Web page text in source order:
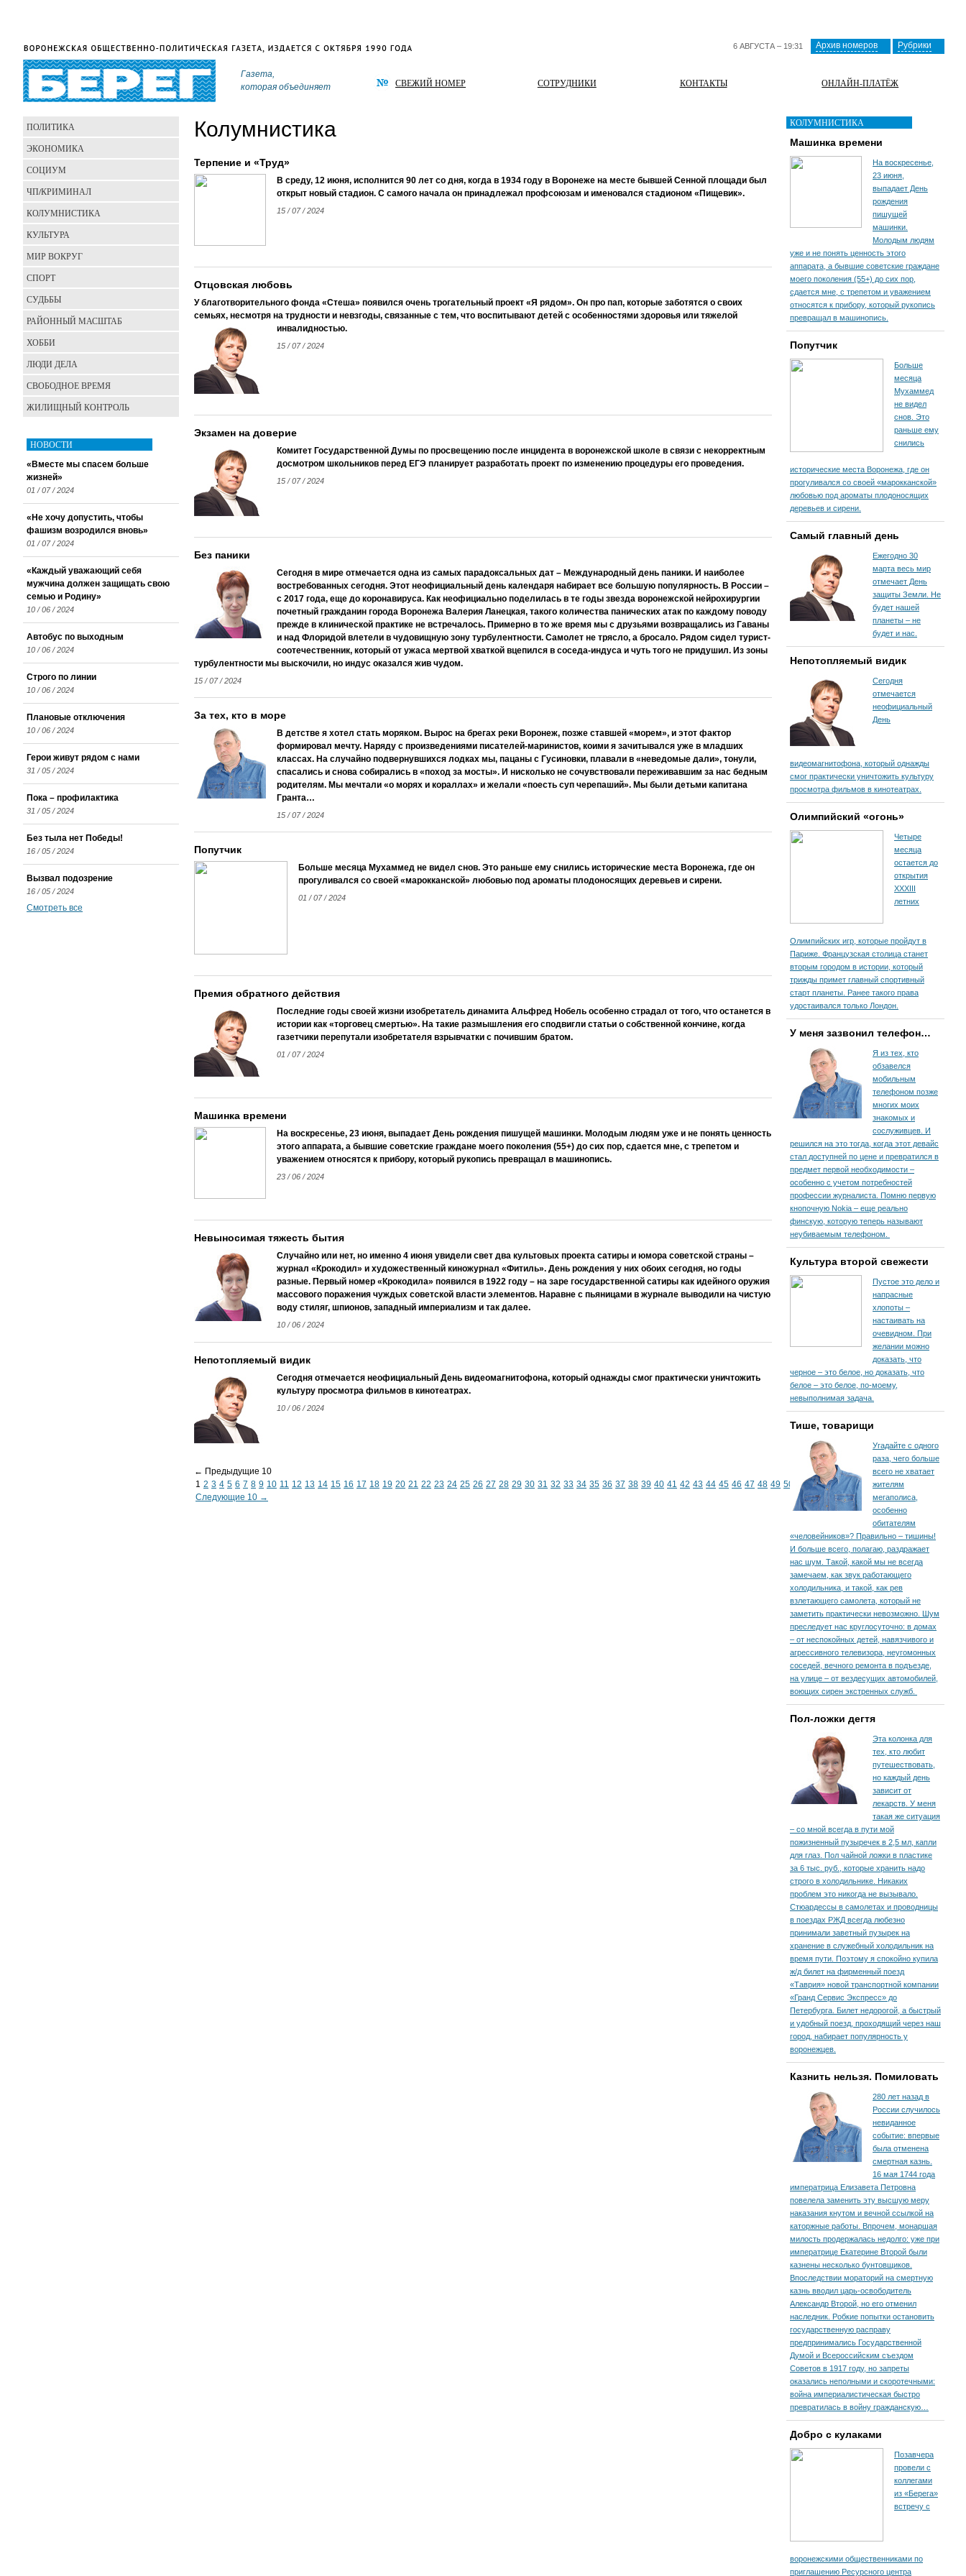
6 АВГУСТА – 19:31 Архив номеров Рубрики
Газета,
которая объединяет
СВЕЖИЙ НОМЕР СОТРУДНИКИ КОНТАКТЫ ОНЛАЙН-ПЛАТЁЖ
Колумнистика
Терпение и «Труд»
В среду, 12 июня, исполнится 90 лет со дня, когда в 1934 году в Воронеже на месте бывшей Сенной площади был
открыт новый стадион. С самого начала он принадлежал проф­союзам и именовался стадионом «Пищевик».
15 / 07 / 2024
Отцовская любовь
У благотворительного фонда «Стеша» появился очень трогательный проект «Я рядом». Он про пап, которые заботятся о своих
семьях, несмотря на трудности и невзгоды, связанные с тем, что воспитывают детей с особенностями здоровья или тяжелой
инвалидностью.
15 / 07 / 2024
Экзамен на доверие
Комитет Государственной Думы по просвещению после инцидента в воронежской школе в связи с некорректным
досмотром школьников перед ЕГЭ планирует разработать проект по изменению процедуры его проведения.
15 / 07 / 2024
Без паники
Сегодня в мире отмечается одна из самых парадоксальных дат – Международный день паники. И наиболее
востребованных сегодня. Этот неофициальный день календаря набирает все большую популярность. В России –
с 2017 года, еще до коронавируса. Как неофициально поделилась в те годы звезда воронежской нейрохирургии
почетный гражданин города Воронежа Валерия Ланецкая, такого количества панических атак по каждому поводу
прежде в клинической практике не встречалось. Примерно в то же время мы с друзьями возвращались из Гаваны
и над Флоридой влетели в чудовищную зону турбулентности. Самолет не трясло, а бросало. Рядом сидел турист-
соотечественник, который от ужаса мертвой хваткой вцепился в соседа-индуса и чуть того не придушил. Из зоны
турбулентности мы выскочили, но индус оказался жив чудом.
15 / 07 / 2024
За тех, кто в море
В детстве я хотел стать моряком. Вырос на брегах реки Воронеж, позже ставшей «морем», и этот фактор
формировал мечту. Наряду с произведениями писателей-маринистов, коими я зачитывался уже в младших
классах. На случайно подвернувшихся лодках мы, пацаны с Гусиновки, плавали в «неведомые дали», тонули,
спасались и снова собирались в «поход за мосты». И нисколько не сочувствовали переживавшим за нас бедным
родителям. Мы мечтали «о морях и кораллах» и желали «поесть суп черепаший». Мы были детьми капитана
Гранта…
15 / 07 / 2024
Попутчик
Больше месяца Мухаммед не видел снов. Это раньше ему снились исторические места Воронежа, где он
прогуливался со своей «марокканской» любовью под ароматы плодоносящих деревьев и сирени.
01 / 07 / 2024
Премия обратного действия
Последние годы своей жизни изобретатель динамита Альфред Нобель особенно страдал от того, что останется в
истории как «торговец смертью». На такие размышления его сподвигли статьи о собственной кончине, когда
газетчики перепутали изобретателя взрывчатки с почившим братом.
01 / 07 / 2024
Машинка времени
На воскресенье, 23 июня, выпадает День рождения пишущей машинки. Молодым людям уже и не понять ценность
этого аппарата, а бывшие советские граждане моего поколения (55+) до сих пор, сдается мне, с трепетом и
уважением относятся к прибору, который рукопись превращал в машинопись.
23 / 06 / 2024
Невыносимая тяжесть бытия
Случайно или нет, но именно 4 июня увидели свет два культовых проекта сатиры и юмора советской страны –
журнал «Крокодил» и художественный киножурнал «Фитиль». День рождения у них обоих сегодня, но годы
разные. Первый номер «Крокодила» появился в 1922 году – на заре государственной сатиры как идейного оружия
массового поражения чуждых советской власти элементов. Наравне с пьяницами в журнале выводили на чистую
воду стиляг, шпионов, западный империализм и так далее.
10 / 06 / 2024
Непотопляемый видик
Сегодня отмечается неофициальный День видеомагнитофона, который однажды смог практически уничтожить
культуру просмотра фильмов в кинотеатрах.
10 / 06 / 2024
← Предыдущие 10
1 2 3 4 5 6 7 8 9 10 11 12 13 14 15 16 17 18 19 20 21 22 23 24 25 26 27 28 29 30 31 32 33 34 35 36 37 38 39 40 41 42 43 44 45 46 47 48 49 50
Следующие 10 →
ПОЛИТИКА
ЭКОНОМИКА
СОЦИУМ
ЧП/КРИМИНАЛ
КОЛУМНИСТИКА
КУЛЬТУРА
МИР ВОКРУГ
СПОРТ
СУДЬБЫ
РАЙОННЫЙ МАСШТАБ
ХОББИ
ЛЮДИ ДЕЛА
СВОБОДНОЕ ВРЕМЯ
ЖИЛИЩНЫЙ КОНТРОЛЬ
НОВОСТИ
«Вместе мы спасем больше
жизней»
01 / 07 / 2024
«Не хочу допустить, чтобы
фашизм возродился вновь»
01 / 07 / 2024
«Каждый уважающий себя
мужчина должен защищать свою
семью и Родину»
10 / 06 / 2024
Автобус по выходным
10 / 06 / 2024
Строго по линии
10 / 06 / 2024
Плановые отключения
10 / 06 / 2024
Герои живут рядом с нами
31 / 05 / 2024
Пока – профилактика
31 / 05 / 2024
Без тыла нет Победы!
16 / 05 / 2024
Вызвал подозрение
16 / 05 / 2024
Смотреть все
КОЛУМНИСТИКА
Машинка времени
На воскресенье,
23 июня,
выпадает День
рождения
пишущей
машинки.
Молодым людям
уже и не понять ценность этого
аппарата, а бывшие советские граждане
моего поколения (55+) до сих пор,
сдается мне, с трепетом и уважением
относятся к прибору, который рукопись
превращал в машинопись.
Попутчик
Больше
месяца
Мухаммед
не видел
снов. Это
раньше ему
снились
исторические места Воронежа, где он
прогуливался со своей «марокканской»
любовью под ароматы плодоносящих
деревьев и сирени.
Самый главный день
Ежегодно 30
марта весь мир
отмечает День
защиты Земли. Не
будет нашей
планеты – не
будет и нас.
Непотопляемый видик
Сегодня
отмечается
неофициальный
День
видеомагнитофона, который однажды
смог практически уничтожить культуру
просмотра фильмов в кинотеатрах.
Олимпийский «огонь»
Четыре
месяца
остается до
открытия
XXXIII
летних
Олимпийских игр, которые пройдут в
Париже. Французская столица станет
вторым городом в истории, который
трижды примет главный спортивный
старт планеты. Ранее такого права
удостаивался только Лондон.
У меня зазвонил телефон…
Я из тех, кто
обзавелся
мобильным
телефоном позже
многих моих
знакомых и
сослуживцев. И
решился на это тогда, когда этот девайс
стал доступней по цене и превратился в
предмет первой необходимости –
особенно с учетом потребностей
профессии журналиста. Помню первую
кнопочную Nokia – еще реально
финскую, которую теперь называют
неубиваемым телефоном.
Культура второй свежести
Пустое это дело и
напрасные
хлопоты –
настаивать на
очевидном. При
желании можно
доказать, что
черное – это белое, но доказать, что
белое – это белое, по-моему,
невыполнимая задача.
Тише, товарищи
Угадайте с одного
раза, чего больше
всего не хватает
жителям
мегаполиса,
особенно
обитателям
«человейников»? Правильно – тишины!
И больше всего, полагаю, раздражает
нас шум. Такой, какой мы не всегда
замечаем, как звук работающего
холодильника, и такой, как рев
взлетающего самолета, который не
заметить практически невозможно. Шум
преследует нас круглосуточно: в домах
– от неспокойных детей, навязчивого и
агрессивного телевизора, неугомонных
соседей, вечного ремонта в подъезде,
на улице – от вездесущих автомобилей,
воющих сирен экстренных служб.
Пол-ложки дегтя
Эта колонка для
тех, кто любит
путешествовать,
но каждый день
зависит от
лекарств. У меня
такая же ситуация
– со мной всегда в пути мой
пожизненный пузыречек в 2,5 мл, капли
для глаз. Пол чайной ложки в пластике
за 6 тыс. руб., которые хранить надо
строго в холодильнике. Никаких
проблем это никогда не вызывало.
Стюардессы в самолетах и проводницы
в поездах РЖД всегда любезно
принимали заветный пузырек на
хранение в служебный холодильник на
время пути. По­этому я спокойно купила
ж/д билет на фирменный поезд
«Таврия» новой транспортной компании
«Гранд Сервис Экспресс» до
Петербурга. Билет недорогой, а быстрый
и удобный поезд, проходящий через наш
город, набирает популярность у
воронежцев.
Казнить нельзя. Помиловать
280 лет назад в
России случилось
невиданное
событие: впервые
была отменена
смертная казнь.
16 мая 1744 года
императрица Елизавета Петровна
повелела заменить эту высшую меру
наказания кнутом и вечной ссылкой на
каторжные работы. Впрочем, монаршая
милость продержалась недолго: уже при
императрице Екатерине Второй были
казнены несколько бунтовщиков.
Впоследствии мораторий на смертную
казнь вводил царь-освободитель
Александр Второй, но его отменил
наследник. Робкие попытки остановить
государственную расправу
предпринимались Государственной
Думой и Всероссийским съездом
Советов в 1917 году, но запреты
оказались неполными и скоротечными:
война империалистическая быстро
превратилась в войну гражданскую…
Добро с кулаками
Позавчера
провели с
коллегами
из «Берега»
встречу с
воронежскими общественниками по
приглашению Ресурсного центра